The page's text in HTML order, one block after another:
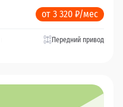
от 3 320 ₽/мес
Передний привод